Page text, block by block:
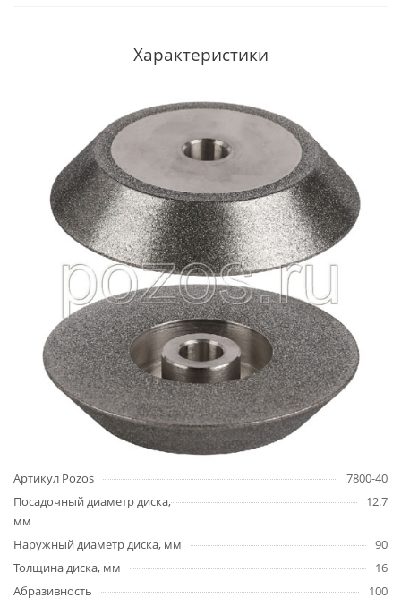
Характеристики
Артикул Pozos
7800-40
Посадочный диаметр диска,
мм
12.7
Наружный диаметр диска, мм
90
Толщина диска, мм
16
Абразивность
100